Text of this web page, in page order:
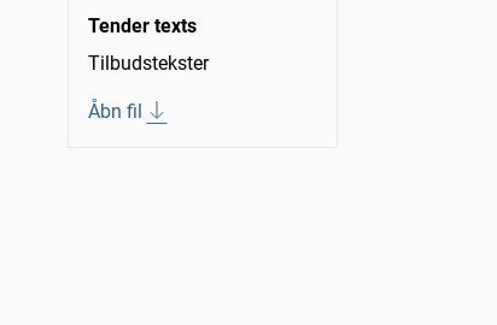
Tender texts
Tilbudstekster
Åbn fil